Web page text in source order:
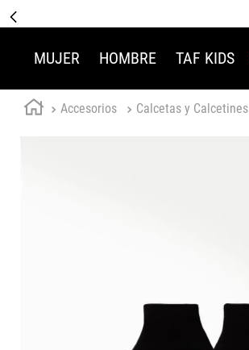
MUJER HOMBRE TAF KIDS
Accesorios Calcetas y Calcetines